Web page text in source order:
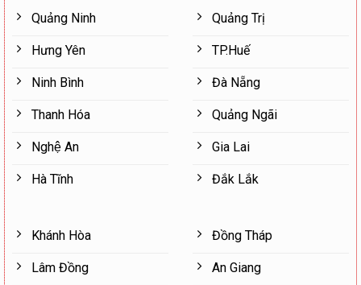
Quảng Ninh
Hưng Yên
Ninh Bình
Thanh Hóa
Nghệ An
Hà Tĩnh
Quảng Trị
TP.Huế
Đà Nẵng
Quảng Ngãi
Gia Lai
Đắk Lắk
Khánh Hòa
Lâm Đồng
Đồng Tháp
An Giang